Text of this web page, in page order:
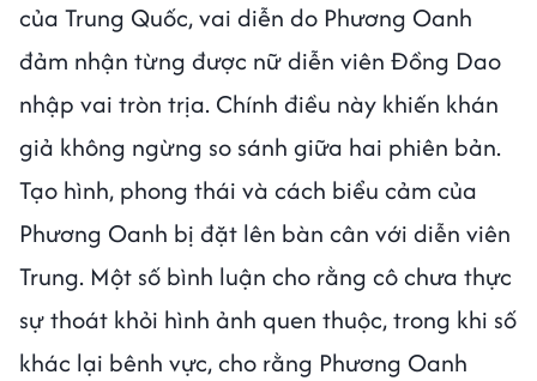
của Trung Quốc, vai diễn do Phương Oanh
đảm nhận từng được nữ diễn viên Đồng Dao
nhập vai tròn trịa. Chính điều này khiến khán
giả không ngừng so sánh giữa hai phiên bản.
Tạo hình, phong thái và cách biểu cảm của
Phương Oanh bị đặt lên bàn cân với diễn viên
Trung. Một số bình luận cho rằng cô chưa thực
sự thoát khỏi hình ảnh quen thuộc, trong khi số
khác lại bênh vực, cho rằng Phương Oanh